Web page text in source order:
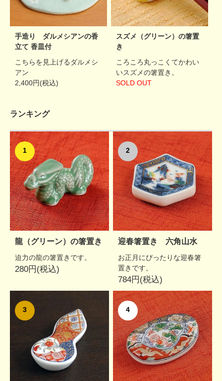
手造り ダルメシアンの香
立て 香皿付
こちらを見上げるダルメシ
アン
2,400円(税込)
スズメ（グリーン）の箸置
き
ころころ丸っこくてかわい
いスズメの箸置き。
SOLD OUT
ランキング
1
龍（グリーン）の箸置き
迫力の龍の箸置きです。
280円(税込)
2
迎春箸置き 六角山水
お正月にぴったりな迎春箸
置きです。
784円(税込)
3 4